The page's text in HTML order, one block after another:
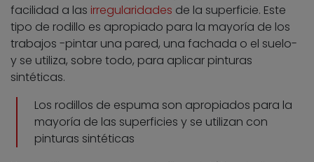
facilidad a las irregularidades de la superficie. Este
tipo de rodillo es apropiado para la mayoría de los
trabajos -pintar una pared, una fachada o el suelo-
y se utiliza, sobre todo, para aplicar pinturas
sintéticas.
Los rodillos de espuma son apropiados para la
mayoría de las superficies y se utilizan con
pinturas sintéticas